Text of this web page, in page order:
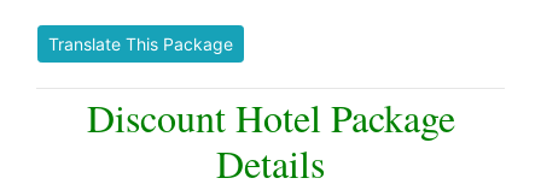
Translate This Package
Discount Hotel Package
Details